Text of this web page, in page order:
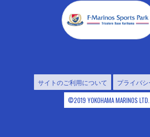
サイトのご利用について
プライバ
©2019 YOKOHAMA MARINOS LTD.